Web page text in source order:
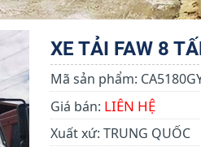
XE TẢI FAW 8
Mã sản phẩm:
Giá bán: LIÊN HỆ
Xuất xứ: TRUNG QUỐC